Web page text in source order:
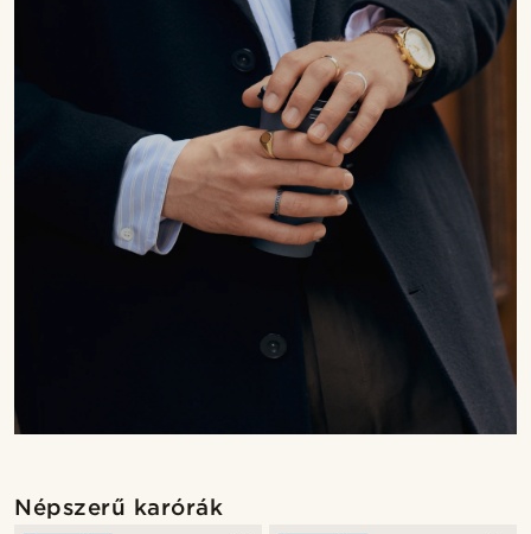
Népszerű karórák